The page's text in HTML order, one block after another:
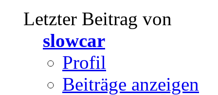
Letzter Beitrag von
slowcar
Profil
Beiträge anzeigen